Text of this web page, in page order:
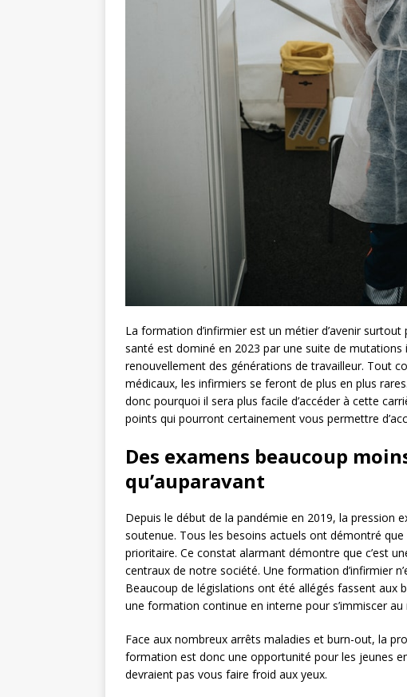
La formation d’infirmier est un métier d’avenir
santé est dominé en 2023 par une suite de
renouvellement des générations de travailleur. Tout
médicaux, les infirmiers se feront de plus en plus
donc pourquoi il sera plus facile d’accéder à cette
points qui pourront certainement vous permettre
Des examens beaucoup
qu’auparavant
Depuis le début de la pandémie en 2019, la pression
soutenue. Tous les besoins actuels ont démontré que
prioritaire. Ce constat alarmant démontre que c’est
centraux de notre société. Une formation d’infirmier
Beaucoup de législations ont été allégés fassent aux
une formation continue en interne pour s’immiscer
Face aux nombreux arrêts maladies et burn-out, la
formation est donc une opportunité pour les jeunes
devraient pas vous faire froid aux yeux.